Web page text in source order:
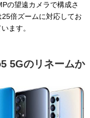
の望遠カメラで構成さ
倍ズームに対応してお
ます。
5Gのリネームか